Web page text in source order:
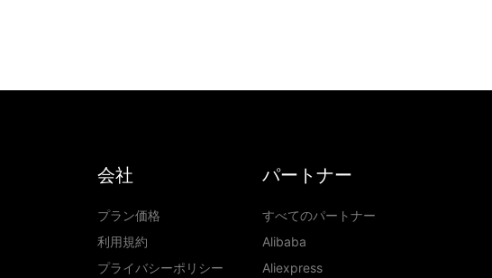
会社
プラン価格
利用規約
プライバシーポリシー
パートナー
すべてのパートナー
Alibaba
Aliexpress